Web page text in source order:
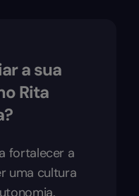
a sua
Rita
fortalecer a
uma cultura